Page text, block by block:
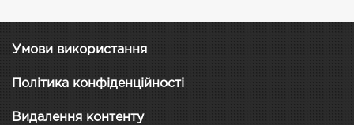
Умови використання
Політика конфіденційності
Видалення контенту